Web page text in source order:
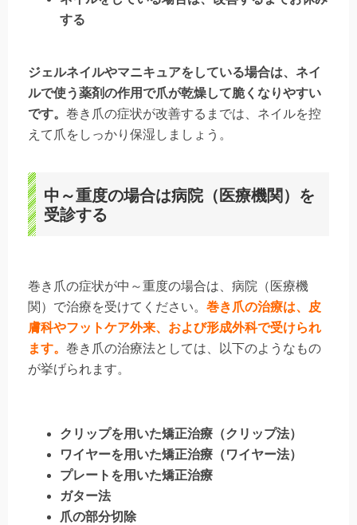
する
ジェルネイルやマニキュアをしている場合は、ネイ
ルで使う薬剤の作用で爪が乾燥して脆くなりやすい
です。 巻き爪の症状が改善するまでは、ネイルを控
えて爪をしっかり保湿しましょう。
中～重度の場合は病院（医療機関）を
受診する
巻き爪の症状が中～重度の場合は、病院（医療機
関）で治療を受けてください。 巻き爪の治療は、皮
膚科やフットケア外来、および形成外科で受けられ
ます。 巻き爪の治療法としては、以下のようなもの
が挙げられます。
クリップを用いた矯正治療（クリップ法）
ワイヤーを用いた矯正治療（ワイヤー法）
プレートを用いた矯正治療
ガター法
爪の部分切除